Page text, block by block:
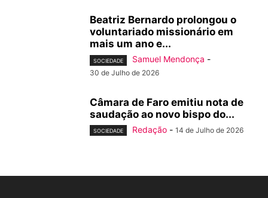
Beatriz Bernardo prolongou o
voluntariado missionário em
mais um ano e...
SOCIEDADE Samuel Mendonça -
30 de Julho de 2026
Câmara de Faro emitiu nota de
saudação ao novo bispo do...
SOCIEDADE Redação - 14 de Julho de 2026